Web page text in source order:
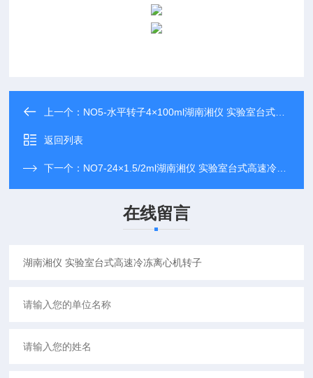
上一个： NO5-水平转子4×100ml湖南湘仪 实验室台式高速冷冻离心机转子
返回列表
下一个： NO7-24×1.5/2ml湖南湘仪 实验室台式高速冷冻离心机转子
在线留言